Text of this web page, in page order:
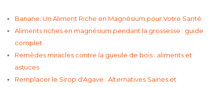
Banane: Un Aliment Riche en Magnésium pour Votre Santé
Aliments riches en magnésium pendant la grossesse : guide
complet
Remèdes miracles contre la gueule de bois : aliments et
astuces
Remplacer le Sirop d'Agave : Alternatives Saines et